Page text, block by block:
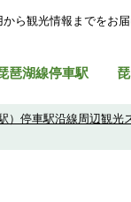
ら観光情報までをお届
琶湖線停車駅
）停車駅沿線周辺観光